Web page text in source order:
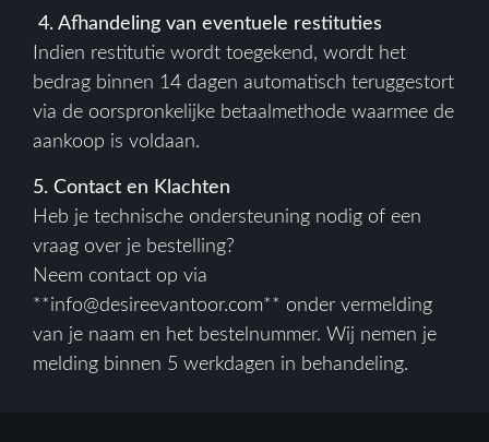
4. Afhandeling van eventuele restituties
Indien restitutie wordt toegekend, wordt het
bedrag binnen 14 dagen automatisch teruggestort
via de oorspronkelijke betaalmethode waarmee de
aankoop is voldaan.
5. Contact en Klachten
Heb je technische ondersteuning nodig of een
vraag over je bestelling?
Neem contact op via
**info@desireevantoor.com** onder vermelding
van je naam en het bestelnummer. Wij nemen je
melding binnen 5 werkdagen in behandeling.